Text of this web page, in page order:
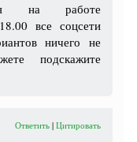
на работе
все соцсети
ничего не
подскажите
Ответить |Цитировать